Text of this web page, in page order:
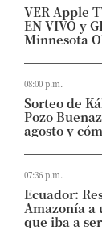
VER Apple
EN VIVO y
Minnesota
08:00 p.m.
Sorteo de
Pozo
agosto y
07:36 p.m.
Ecuador:
Amazonía a
que iba a